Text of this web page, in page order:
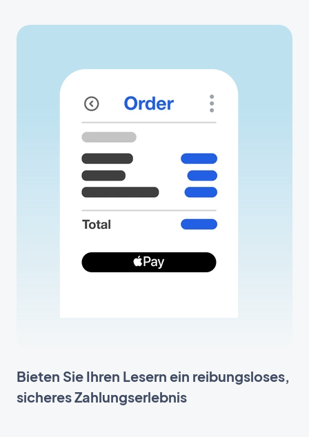
Bieten Sie Ihren Lesern ein reibungsloses,
sicheres Zahlungserlebnis